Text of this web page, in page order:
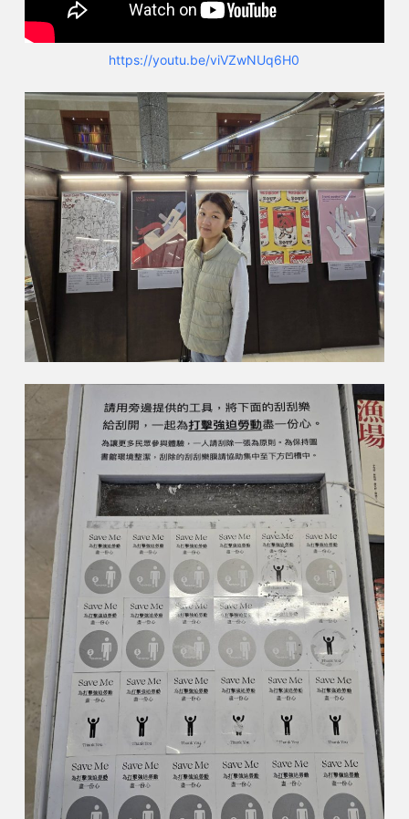
https://youtu.be/viVZwNUq6H0